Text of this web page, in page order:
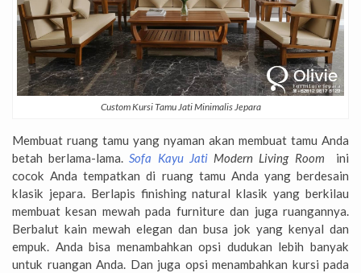
Custom Kursi Tamu Jati Minimalis Jepara
Membuat ruang tamu yang nyaman akan membuat tamu Anda
betah berlama-lama.Sofa Kayu JatiModern Living Room ini
cocok Anda tempatkan di ruang tamu Anda yang berdesain
klasik jepara. Berlapis finishing natural klasik yang berkilau
membuat kesan mewah pada furniture dan juga ruangannya.
Berbalut kain mewah elegan dan busa jok yang kenyal dan
empuk. Anda bisa menambahkan opsi dudukan lebih banyak
untuk ruangan Anda. Dan juga opsi menambahkan kursi pada